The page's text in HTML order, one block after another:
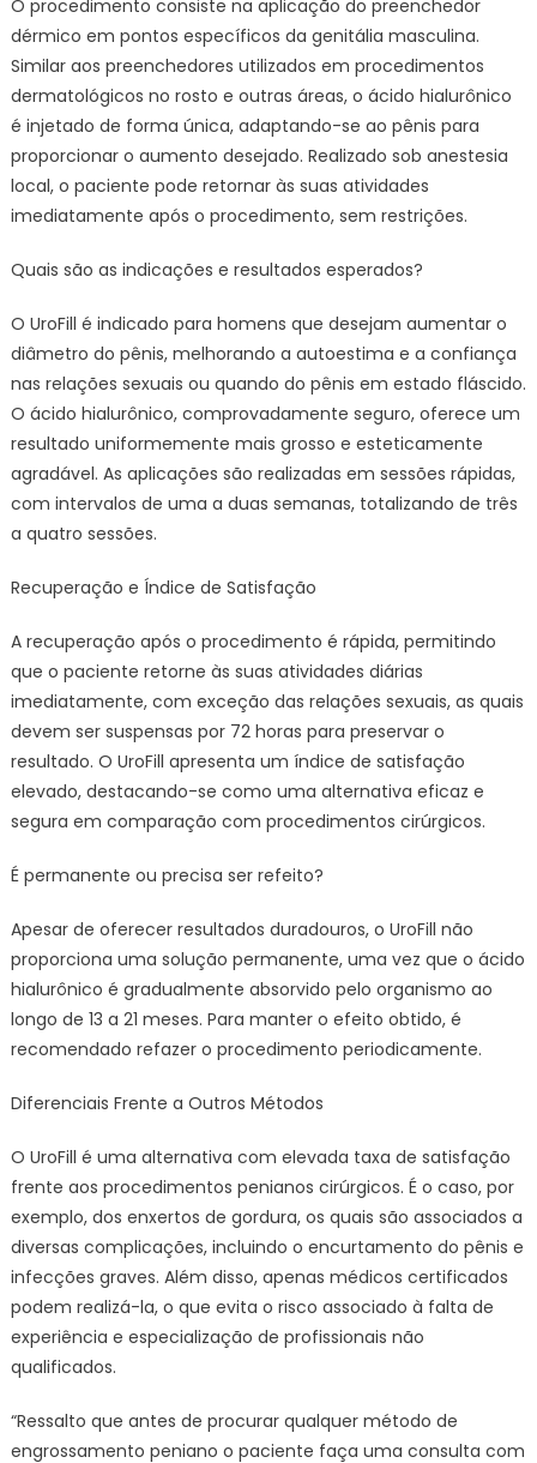
O procedimento consiste na aplicação do preenchedor
dérmico em pontos específicos da genitália masculina.
Similar aos preenchedores utilizados em procedimentos
dermatológicos no rosto e outras áreas, o ácido hialurônico
é injetado de forma única, adaptando-se ao pênis para
proporcionar o aumento desejado. Realizado sob anestesia
local, o paciente pode retornar às suas atividades
imediatamente após o procedimento, sem restrições.
Quais são as indicações e resultados esperados?
O UroFill é indicado para homens que desejam aumentar o
diâmetro do pênis, melhorando a autoestima e a confiança
nas relações sexuais ou quando do pênis em estado fláscido.
O ácido hialurônico, comprovadamente seguro, oferece um
resultado uniformemente mais grosso e esteticamente
agradável. As aplicações são realizadas em sessões rápidas,
com intervalos de uma a duas semanas, totalizando de três
a quatro sessões.
Recuperação e Índice de Satisfação
A recuperação após o procedimento é rápida, permitindo
que o paciente retorne às suas atividades diárias
imediatamente, com exceção das relações sexuais, as quais
devem ser suspensas por 72 horas para preservar o
resultado. O UroFill apresenta um índice de satisfação
elevado, destacando-se como uma alternativa eficaz e
segura em comparação com procedimentos cirúrgicos.
É permanente ou precisa ser refeito?
Apesar de oferecer resultados duradouros, o UroFill não
proporciona uma solução permanente, uma vez que o ácido
hialurônico é gradualmente absorvido pelo organismo ao
longo de 13 a 21 meses. Para manter o efeito obtido, é
recomendado refazer o procedimento periodicamente.
Diferenciais Frente a Outros Métodos
O UroFill é uma alternativa com elevada taxa de satisfação
frente aos procedimentos penianos cirúrgicos. É o caso, por
exemplo, dos enxertos de gordura, os quais são associados a
diversas complicações, incluindo o encurtamento do pênis e
infecções graves. Além disso, apenas médicos certificados
podem realizá-la, o que evita o risco associado à falta de
experiência e especialização de profissionais não
qualificados.
“Ressalto que antes de procurar qualquer método de
engrossamento peniano o paciente faça uma consulta com